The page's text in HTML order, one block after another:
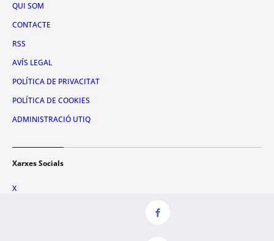
QUI SOM
CONTACTE
RSS
AVÍS LEGAL
POLÍTICA DE PRIVACITAT
POLÍTICA DE COOKIES
ADMINISTRACIÓ UTIQ
Xarxes Socials
X